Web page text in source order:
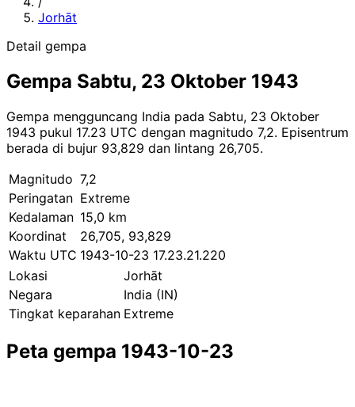
Jorhāt
Detail gempa
Gempa Sabtu, 23 Oktober 1943
Gempa mengguncang India pada Sabtu, 23 Oktober
1943 pukul 17.23 UTC dengan magnitudo 7,2. Episentrum
berada di bujur 93,829 dan lintang 26,705.
Magnitudo 7,2
Peringatan Extreme
Kedalaman 15,0 km
Koordinat
26,705, 93,829
Waktu UTC 1943-10-23 17.23.21.220
Lokasi
Jorhāt
Negara
India (IN)
Tingkat keparahan Extreme
Peta gempa 1943-10-23